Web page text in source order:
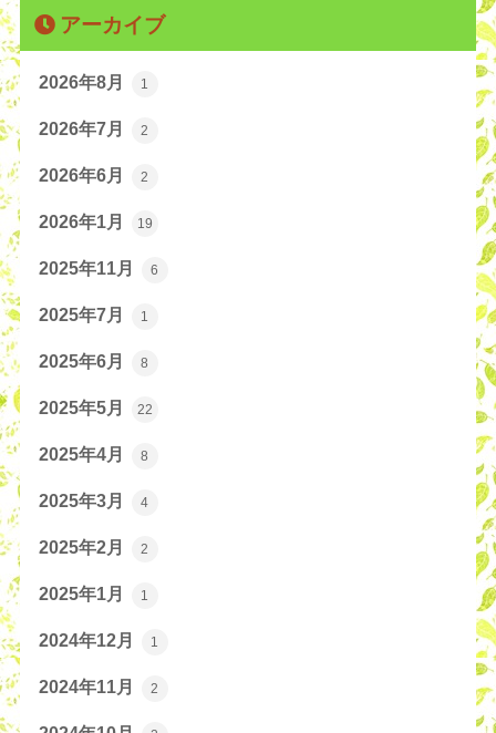
アーカイブ
2026年8月 1
2026年7月 2
2026年6月 2
2026年1月 19
2025年11月 6
2025年7月 1
2025年6月 8
2025年5月 22
2025年4月 8
2025年3月 4
2025年2月 2
2025年1月 1
2024年12月 1
2024年11月 2